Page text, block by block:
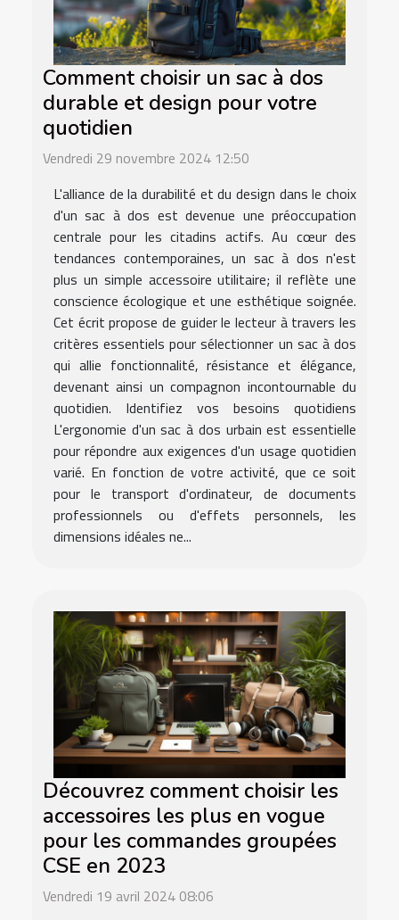
Comment choisir un sac à dos
durable et design pour votre
quotidien
Vendredi 29 novembre 2024 12:50
L'alliance de la durabilité et du design dans le choix
d'un sac à dos est devenue une préoccupation
centrale pour les citadins actifs. Au cœur des
tendances contemporaines, un sac à dos n'est
plus un simple accessoire utilitaire; il reflète une
conscience écologique et une esthétique soignée.
Cet écrit propose de guider le lecteur à travers les
critères essentiels pour sélectionner un sac à dos
qui allie fonctionnalité, résistance et élégance,
devenant ainsi un compagnon incontournable du
quotidien. Identifiez vos besoins quotidiens
L'ergonomie d'un sac à dos urbain est essentielle
pour répondre aux exigences d'un usage quotidien
varié. En fonction de votre activité, que ce soit
pour le transport d'ordinateur, de documents
professionnels ou d'effets personnels, les
dimensions idéales ne...
Découvrez comment choisir les
accessoires les plus en vogue
pour les commandes groupées
CSE en 2023
Vendredi 19 avril 2024 08:06